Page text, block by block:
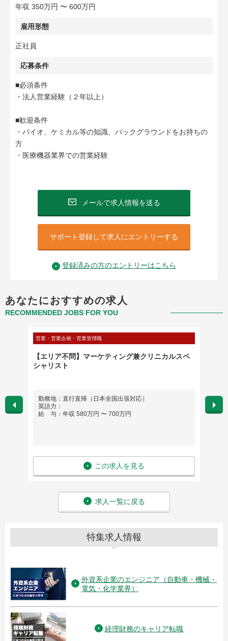
年収 350万円 〜 600万円
雇用形態
正社員
応募条件
■必須条件
・法人営業経験（２年以上）
■歓迎条件
・バイオ、ケミカル等の知識、バックグラウンドをお持ちの
方
・医療機器業界での営業経験
メールで求人情報を送る
サポート登録して求人にエントリーする
登録済みの方のエントリーはこちら
あなたにおすすめの求人
RECOMMENDED JOBS FOR YOU
営業・営業企画・営業管理職
【エリア不問】マーケティング兼クリニカルスペ
シャリスト
勤務地：直行直帰（日本全国出張対応）
英語力：
給 与：年収 580万円 〜 700万円
この求人を見る
勤務
英語
給 与
求人一覧に戻る
特集求人情報
外資系企業のエンジニア（自動車・機械・
電気・化学業界）
経理財務のキャリア転職